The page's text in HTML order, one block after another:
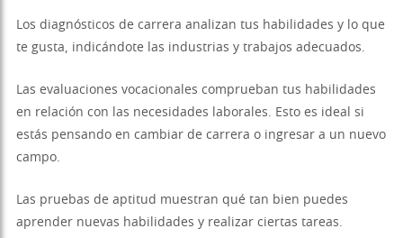
Los diagnósticos de carrera analizan tus habilidades y lo que
te gusta, indicándote las industrias y trabajos adecuados.
Las evaluaciones vocacionales comprueban tus habilidades
en relación con las necesidades laborales. Esto es ideal si
estás pensando en cambiar de carrera o ingresar a un nuevo
campo.
Las pruebas de aptitud muestran qué tan bien puedes
aprender nuevas habilidades y realizar ciertas tareas.